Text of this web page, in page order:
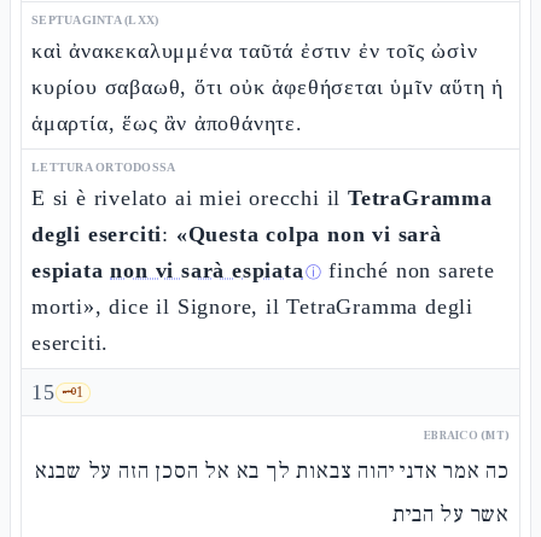
SEPTUAGINTA (LXX)
καὶ ἀνακεκαλυμμένα ταῦτά ἐστιν ἐν τοῖς ὠσὶν
κυρίου σαβαωθ, ὅτι οὐκ ἀφεθήσεται ὑμῖν αὕτη ἡ
ἁμαρτία, ἕως ἂν ἀποθάνητε.
LETTURA ORTODOSSA
E si è rivelato ai miei orecchi il TetraGramma
degli eserciti: «Questa colpa non vi sarà
espiata non vi sarà espiataⓘ finché non sarete
morti», dice il Signore, il TetraGramma degli
eserciti.
15 🗝️1
EBRAICO (MT)
כה אמר אדני יהוה צבאות לך בא אל הסכן הזה על שבנא
אשר על הבית